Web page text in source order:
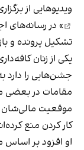
ویدیوهایی از
» در رسانه‌های
تشکیل پرونده و
یکی از زنان
جشن‌هایی را دارد
مقامات در بعضی
موقعیت مالی‌شان -
کار کردن منع
او افزود بر